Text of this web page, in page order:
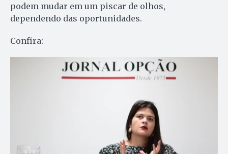
podem mudar em um piscar de olhos,
dependendo das oportunidades.
Confira: